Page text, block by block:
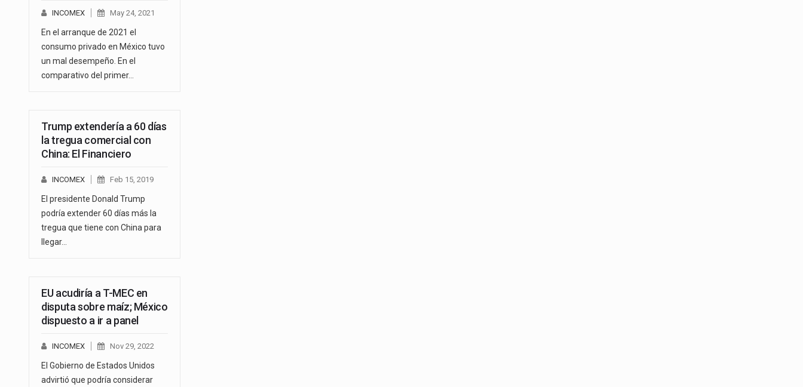
INCOMEX May 24, 2021
En el arranque de 2021 el
consumo privado en México tuvo
un mal desempeño. En el
comparativo del primer…
Trump extendería a 60 días
la tregua comercial con
China: El Financiero
INCOMEX Feb 15, 2019
El presidente Donald Trump
podría extender 60 días más la
tregua que tiene con China para
llegar…
EU acudiría a T-MEC en
disputa sobre maíz; México
dispuesto a ir a panel
INCOMEX Nov 29, 2022
El Gobierno de Estados Unidos
advirtió que podría considerar